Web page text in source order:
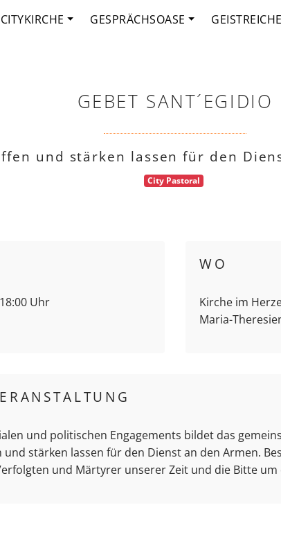
CITYKIRCHE GESPRÄCHSOASE
GEBET SANT´EGIDIO
und stärken lassen für den
City Pastoral
Uhr
WO
Kirche im
Maria-
und politischen Engagements bildet das
stärken lassen für den Dienst an den Armen.
und Märtyrer unserer Zeit und die Bitte um